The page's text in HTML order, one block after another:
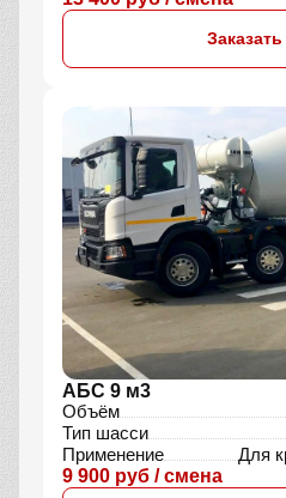
Заказать
АБС 9 м3
Объём
Тип шасси
Применение
Для
9 900 руб / смена